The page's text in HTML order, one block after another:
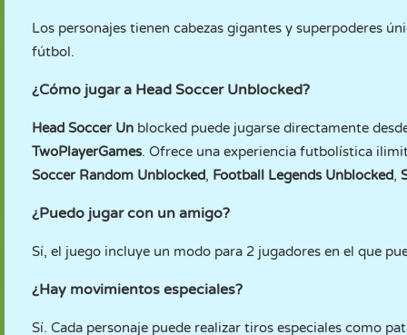
Los personajes tienen cabezas gigantes y superpoderes
fútbol.
¿Cómo jugar a Head Soccer Unblocked?
Head Soccer Un blocked puede jugarse directamente
TwoPlayerGames. Ofrece una experiencia futbolística
Soccer Random Unblocked, Football Legends Unblocked,
¿Puedo jugar con un amigo?
Sí, el juego incluye un modo para 2 jugadores en el que
¿Hay movimientos especiales?
Sí. Cada personaje puede realizar tiros especiales como